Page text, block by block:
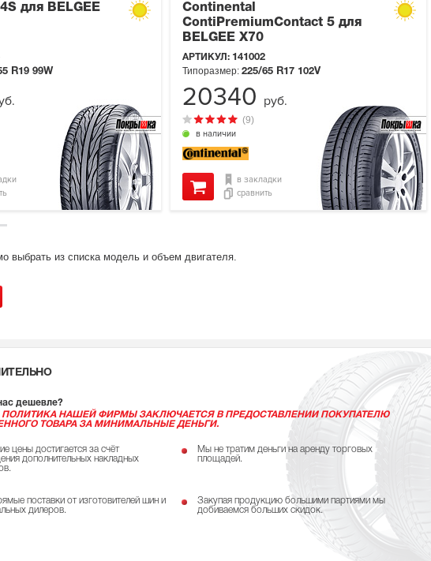
для BELGEE
R19 99W
Continental
ContiPremiumContact 5 для
BELGEE X70
АРТИКУЛ: 141002
в наличии
(9)
Типоразмер: 225/65 R17 102V
в закладки
сравнить
20340 руб.
выбрать из списка модель и объем двигателя.
дешевле?
ПОЛИТИКА НАШЕЙ ФИРМЫ ЗАКЛЮЧАЕТСЯ В ПРЕДОСТАВЛЕНИИ ПОКУПАТЕЛЮ
ТОВАРА ЗА МИНИМАЛЬНЫЕ ДЕНЬГИ.
цены достигается за счёт
дополнительных накладных
Мы не тратим деньги на аренду торговых
площадей.
поставки от изготовителей шин и
дилеров.
Закупая продукцию большими партиями мы
добиваемся больших скидок.